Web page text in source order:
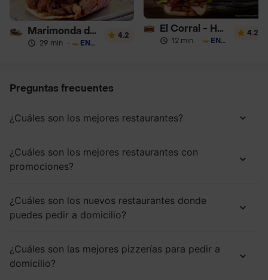
Marimonda del Mono
29 min · ENVÍO GRATIS
4.2
El Corral - Hamburguesa
12 min · ENVÍO GRATIS
4.2
Preguntas frecuentes
¿Cuáles son los mejores restaurantes?
¿Cuáles son los mejores restaurantes con
promociones?
¿Cuáles son los nuevos restaurantes donde
puedes pedir a domicilio?
¿Cuáles son las mejores pizzerías para pedir a
domicilio?